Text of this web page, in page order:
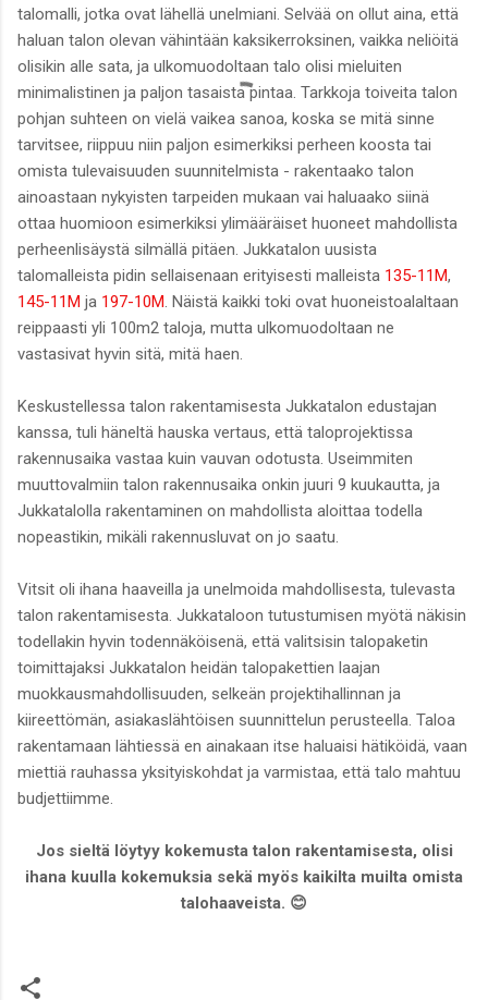
talomalli, jotka ovat lähellä unelmiani. Selvää on ollut aina, että
haluan talon olevan vähintään kaksikerroksinen, vaikka neliöitä
olisikin alle sata, ja ulkomuodoltaan talo olisi mieluiten
minimalistinen ja paljon tasaista pintaa. Tarkkoja toiveita talon
pohjan suhteen on vielä vaikea sanoa, koska se mitä sinne
tarvitsee, riippuu niin paljon esimerkiksi perheen koosta tai
omista tulevaisuuden suunnitelmista - rakentaako talon
ainoastaan nykyisten tarpeiden mukaan vai haluaako siinä
ottaa huomioon esimerkiksi ylimääräiset huoneet mahdollista
perheenlisäystä silmällä pitäen. Jukkatalon uusista
talomalleista pidin sellaisenaan erityisesti malleista 135-11M,
145-11M ja 197-10M. Näistä kaikki toki ovat huoneistoalaltaan
reippaasti yli 100m2 taloja, mutta ulkomuodoltaan ne
vastasivat hyvin sitä, mitä haen.
Keskustellessa talon rakentamisesta Jukkatalon edustajan
kanssa, tuli häneltä hauska vertaus, että taloprojektissa
rakennusaika vastaa kuin vauvan odotusta. Useimmiten
muuttovalmiin talon rakennusaika onkin juuri 9 kuukautta, ja
Jukkatalolla rakentaminen on mahdollista aloittaa todella
nopeastikin, mikäli rakennusluvat on jo saatu.
Vitsit oli ihana haaveilla ja unelmoida mahdollisesta, tulevasta
talon rakentamisesta. Jukkataloon tutustumisen myötä näkisin
todellakin hyvin todennäköisenä, että valitsisin talopaketin
toimittajaksi Jukkatalon heidän talopakettien laajan
muokkausmahdollisuuden, selkeän projektihallinnan ja
kiireettömän, asiakaslähtöisen suunnittelun perusteella. Taloa
rakentamaan lähtiessä en ainakaan itse haluaisi hätiköidä, vaan
miettiä rauhassa yksityiskohdat ja varmistaa, että talo mahtuu
budjettiimme.
Jos sieltä löytyy kokemusta talon rakentamisesta, olisi
ihana kuulla kokemuksia sekä myös kaikilta muilta omista
talohaaveista. 😊